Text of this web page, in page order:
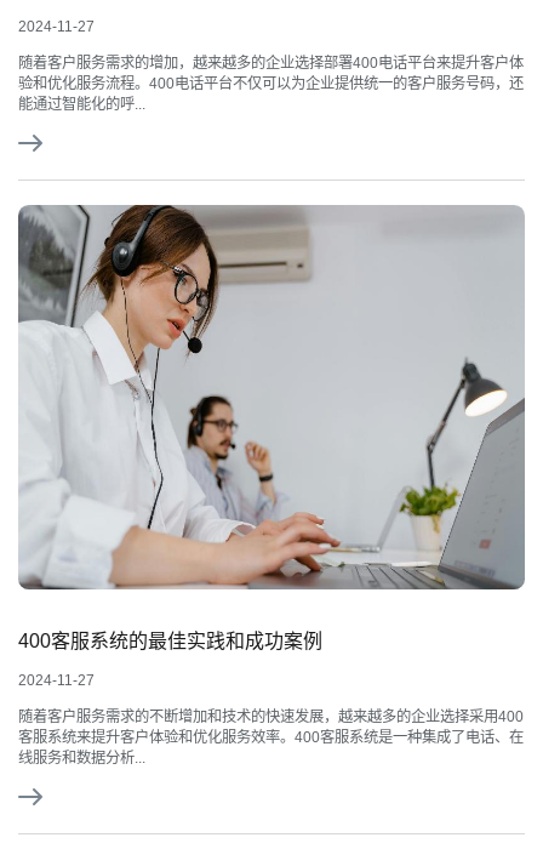
2024-11-27
随着客户服务需求的增加，越来越多的企业选择部署400电话平台来提升客户体
验和优化服务流程。400电话平台不仅可以为企业提供统一的客户服务号码，还
能通过智能化的呼...
400客服系统的最佳实践和成功案例
2024-11-27
随着客户服务需求的不断增加和技术的快速发展，越来越多的企业选择采用400
客服系统来提升客户体验和优化服务效率。400客服系统是一种集成了电话、在
线服务和数据分析...